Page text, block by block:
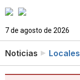
7 de agosto de 2026
Noticias Locales